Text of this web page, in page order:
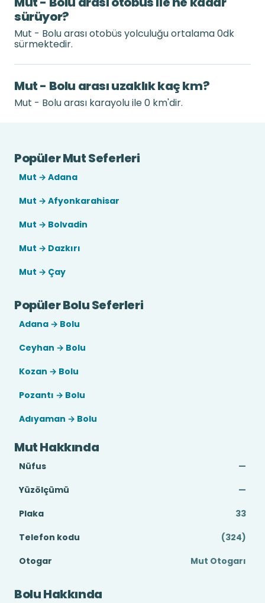
sürüyor?
Mut - Bolu arası otobüs yolculuğu ortalama 0dk
sürmektedir.
Mut - Bolu arası uzaklık kaç km?
Mut - Bolu arası karayolu ile 0 km'dir.
Popüler Mut Seferleri
Mut → Adana
Mut → Afyonkarahisar
Mut → Bolvadin
Mut → Dazkırı
Mut → Çay
Popüler Bolu Seferleri
Adana → Bolu
Ceyhan → Bolu
Kozan → Bolu
Pozantı → Bolu
Adıyaman → Bolu
Mut Hakkında
Nüfus
—
Yüzölçümü
—
Plaka
33
Telefon kodu
(324)
Otogar
Mut Otogarı
Bolu Hakkında